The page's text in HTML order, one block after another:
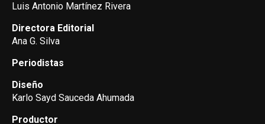
Luis Antonio Martínez Rivera
Directora Editorial
Ana G. Silva
Periodistas
Diseño
Karlo Sayd Sauceda Ahumada
Productor